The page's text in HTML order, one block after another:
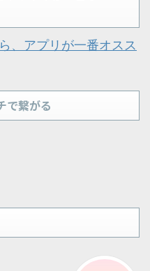
、アプリが一番オスス
で繋がる